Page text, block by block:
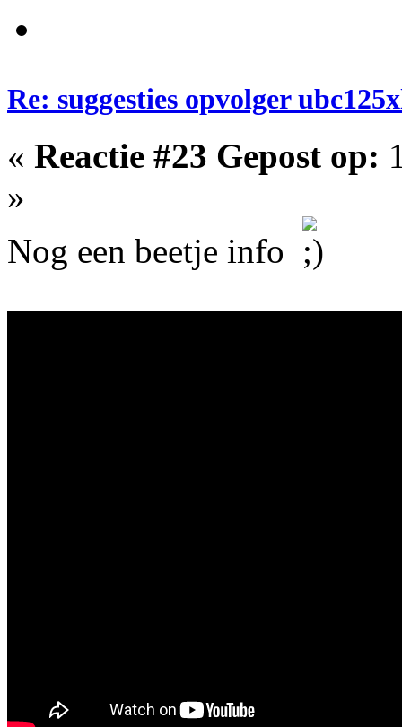
Re: suggesties opvolger
« Reactie #23 Gepost op:
»
Nog een beetje info